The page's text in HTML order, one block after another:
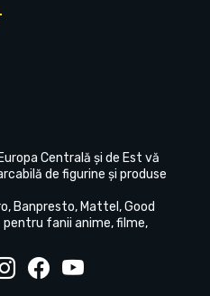
Centrală și de Est vă
de figurine și produse
Banpresto, Mattel, Good
fanii anime, filme,